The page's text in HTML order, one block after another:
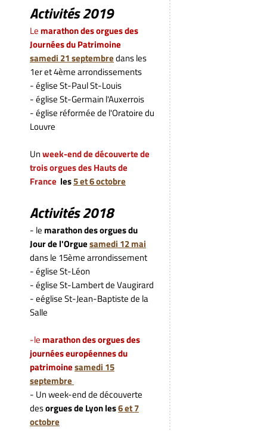
Activités 2019
Le marathon des orgues des
Journées du Patrimoine
samedi 21 septembredans les
1er et 4ème arrondissements
- église St-Paul St-Louis
- église St-Germain l'Auxerrois
- église réformée de l'Oratoire du
Louvre
Unweek-end de découverte de
troisorgues des Hauts de
France les5 et 6 octobre
Activités 2018
- le marathon des orgues du
Jour de l'Orguesamedi 12 mai
dans le 15ème arrondissement
- église St-Léon
- église St-Lambert de Vaugirard
- eéglise St-Jean-Baptiste de la
Salle
-le marathon des orgues des
journées européennes du
patrimoinesamedi 15
septembre
- Un week-end de découverte
desorgues de Lyon les6 et 7
octobre